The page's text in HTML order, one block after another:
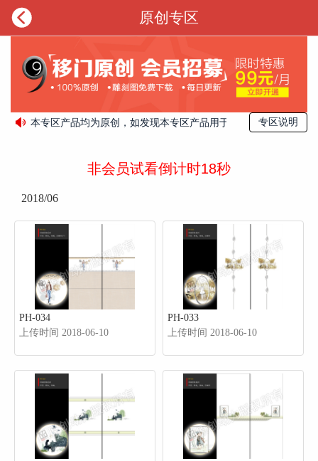
 原创专区
本专区产品均为原创，如发现本专区产品用于其他商业用途将永
专区说明
非会员试看倒计时16秒
2018/06
PH-034
上传时间 2018-06-10
PH-033
上传时间 2018-06-10